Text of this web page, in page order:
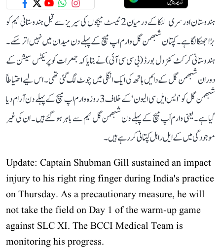
ہندوستان اور سری لنکا کے درمیان 2 ٹیسٹ میچوں کی سیریز سے قبل ہندوستانی ٹیم کو
بڑا جھٹکا لگا ہے۔ کپتان شبھمن گل وارم اپ میچ کے پہلے دن میدان میں نہیں اتر سکے۔
ہندوستانی کرکٹ کنٹرول بورڈ (بی سی سی آئی) نے بتایا کہ جمعرات کو پریکٹس سیشن کے
دوران شبھمن گل کے دائیں ہاتھ کی ایک انگلی میں چوٹ لگ گئی تھی۔ اس لیے احتیاطاً
شبھمن گل کو ’ایس ایل سی الیون‘ کے خلاف 3 روزہ وارم اپ میچ کے پہلے دن آرام دیا
گیا ہے۔ یعنی وارم اَپ میچ کے پہلے دن شبھمن گل ٹیم سے باہر ہو گئے ہیں۔ ان کی غیر
موجودگی میں کے ایل راہل کپتانی کر رہے ہیں۔
Update: Captain Shubman Gill sustained an impact
injury to his right ring finger during India's practice
on Thursday. As a precautionary measure, he will
not take the field on Day 1 of the warm-up game
against SLC XI. The BCCI Medical Team is
monitoring his progress.